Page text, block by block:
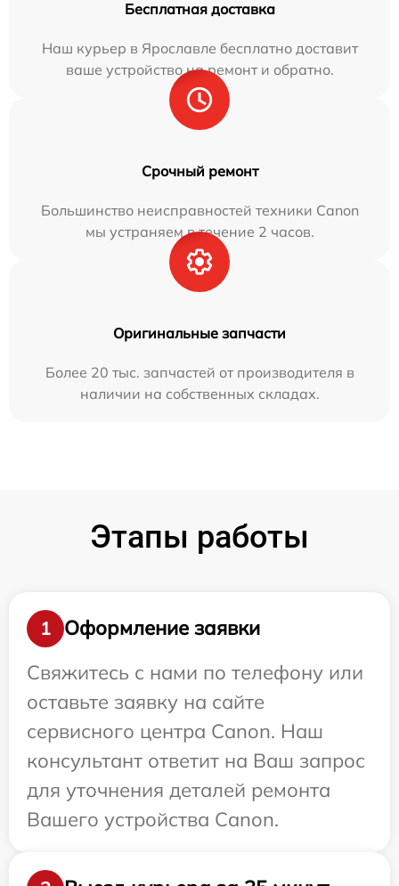
Бесплатная доставка
Наш курьер в Ярославле бесплатно доставит
ваше устройство на ремонт и обратно.
Срочный ремонт
Большинство неисправностей техники Canon
мы устраняем в течение 2 часов.
Оригинальные запчасти
Более 20 тыс. запчастей от производителя в
наличии на собственных складах.
Этапы работы
1
Оформление заявки
Свяжитесь с нами по телефону или
оставьте заявку на сайте
сервисного центра Canon. Наш
консультант ответит на Ваш запрос
для уточнения деталей ремонта
Вашего устройства Canon.